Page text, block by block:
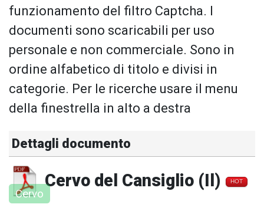
funzionamento del filtro Captcha. I
documenti sono scaricabili per uso
personale e non commerciale. Sono in
ordine alfabetico di titolo e divisi in
categorie. Per le ricerche usare il menu
della finestrella in alto a destra
Dettagli documento
Cervo del Cansiglio (Il) HOT
Cervo